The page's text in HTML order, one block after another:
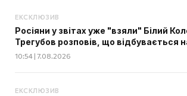
ЕКСКЛЮЗИВ
Росіяни у звітах уже "взяли" Білий
Трегубов розповів, що відбувається
10:54 | 7.08.2026
ЕКСКЛЮЗИВ